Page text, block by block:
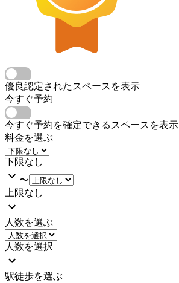
優良認定されたスペースを表示
今すぐ予約
今すぐ予約を確定できるスペースを表示
料金を選ぶ
下限なし
〜
上限なし
人数を選ぶ
人数を選択
駅徒歩を選ぶ